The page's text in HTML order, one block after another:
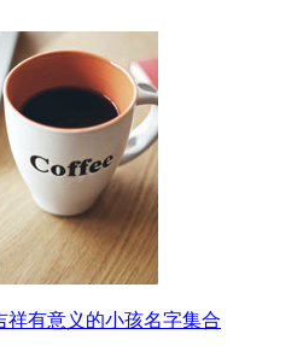
有意义的小孩名字集合